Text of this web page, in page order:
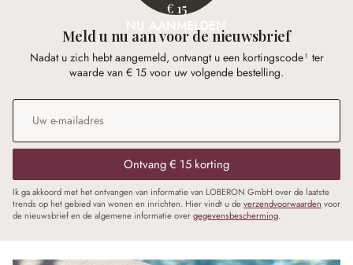
€ 15
NU AANMELDEN
Meld u nu aan voor de nieuwsbrief
Nadat u zich hebt aangemeld, ontvangt u een kortingscode¹ ter
waarde van € 15 voor uw volgende bestelling.
E-mailadres
Ontvang € 15 korting
Ik ga akkoord met het ontvangen van informatie van LOBERON GmbH over de laatste
trends op het gebied van wonen en inrichten. Hier vindt u deverzendvoorwaarden voor
de nieuwsbrief en de algemene informatie overgegevensbescherming.